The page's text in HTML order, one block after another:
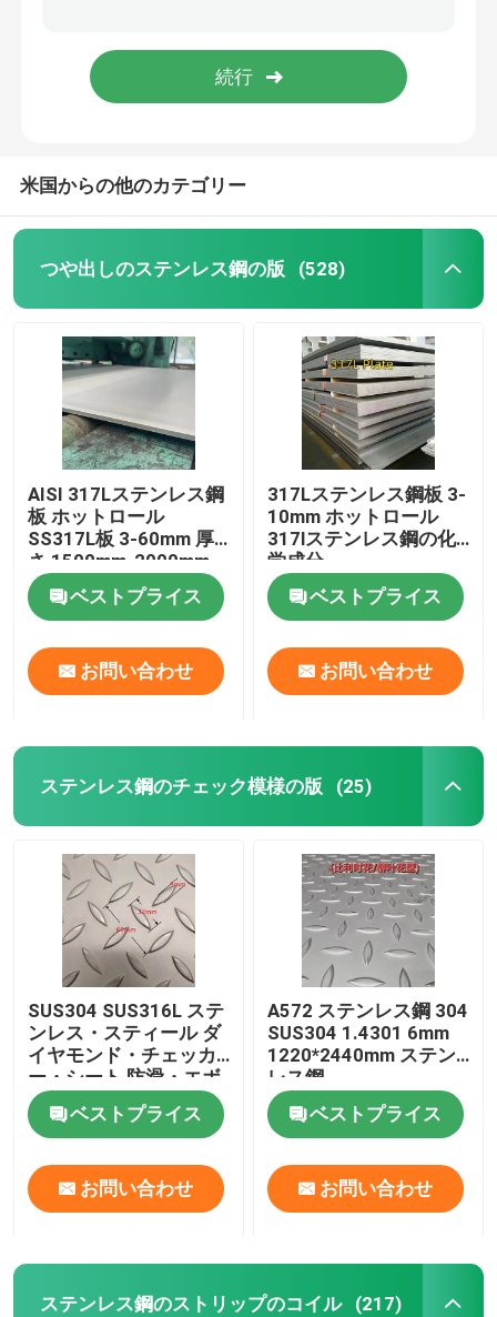
米国からの他のカテゴリー
つや出しのステンレス鋼の版 (528)
AISI 317Lステンレス鋼
板 ホットロール
SS317L板 3-60mm 厚
さ 1500mm-2000mm
幅
ベストプライス
お問い合わせ
317Lステンレス鋼板 3-
10mm ホットロール
317lステンレス鋼の化
学成分
ベストプライス
お問い合わせ
ステンレス鋼のチェック模様の版 (25)
SUS304 SUS316L ステ
ンレス・スティール ダ
イヤモンド・チェッカ
ー・シート 防滑・エボ
スプレート
3*1500*3000mm
ベストプライス
お問い合わせ
A572 ステンレス鋼 304
SUS304 1.4301 6mm
1220*2440mm ステン
レス鋼
ベストプライス
お問い合わせ
ステンレス鋼のストリップのコイル (217)